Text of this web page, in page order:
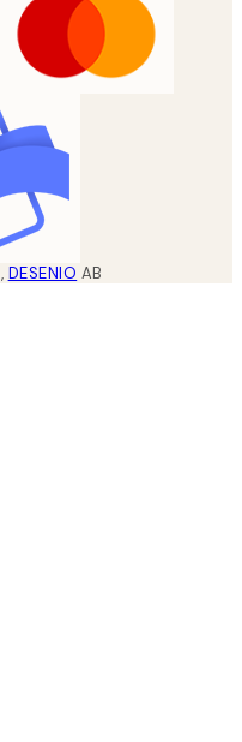
, DESENIO AB